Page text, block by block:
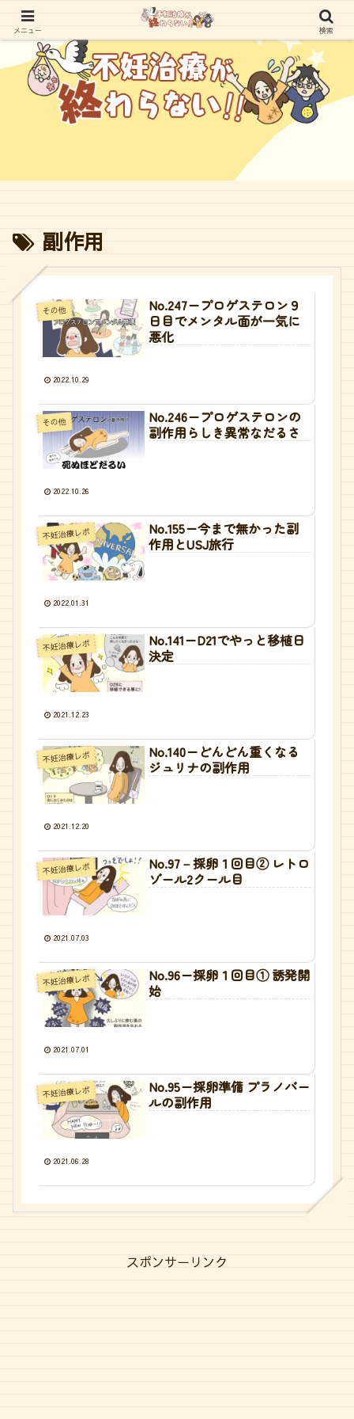
副作用
その他
No.247ープロゲステロン９
日目でメンタル面が一気に
悪化
2022.10.29
その他
No.246ープロゲステロンの
副作用らしき異常なだるさ
2022.10.26
不妊治療レポ
No.155ー今まで無かった副
作用とUSJ旅行
2022.01.31
不妊治療レポ
No.141ーD21でやっと移植日
決定
2021.12.23
不妊治療レポ
No.140ーどんどん重くなる
ジュリナの副作用
2021.12.20
不妊治療レポ
No.97－採卵１回目② レトロ
ゾール2クール目
2021.07.03
不妊治療レポ
No.96ー採卵１回目① 誘発開
始
2021.07.01
不妊治療レポ
No.95ー採卵準備 プラノバー
ルの副作用
2021.06.28
スポンサーリンク
メニュー 検索